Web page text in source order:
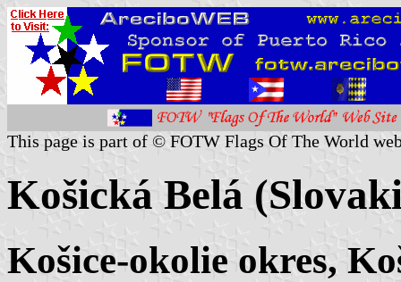
This page is part of © FOTW Flags Of The World
Košická Belá
Košice-okolie okres,